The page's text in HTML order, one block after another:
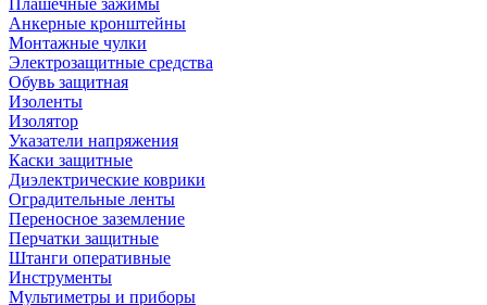
Плашечные зажимы
Анкерные кронштейны
Монтажные чулки
Электрозащитные средства
Обувь защитная
Изоленты
Изолятор
Указатели напряжения
Каски защитные
Диэлектрические коврики
Оградительные ленты
Переносное заземление
Перчатки защитные
Штанги оперативные
Инструменты
Мультиметры и приборы